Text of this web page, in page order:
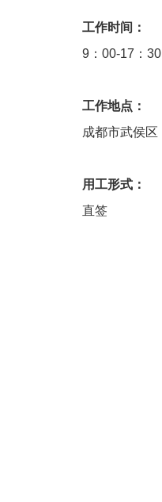
工作时间：
9：00-17：
工作地点：
成都市武侯区
用工形式：
直签